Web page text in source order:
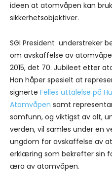
ideen at atomvåpen kan
sikkerhetsobjektiver.
SGI President understreker
om avskaffelse av
2015, det 70. Jubileet etter
Han håper spesielt at
signerte Felles uttalelse på
Atomvåpen samt
samfunn, og viktigst av alt,
verden, vil samles under en
ungdom for avskaffelse av
erklæring som bekrefter sin
æra av atomvåpen.